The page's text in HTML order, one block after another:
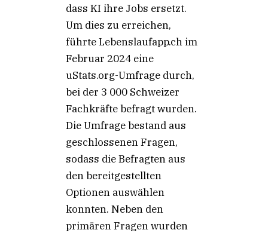
dass KI ihre Jobs ersetzt.
Um dies zu erreichen,
führte Lebenslaufapp.ch im
Februar 2024 eine
uStats.org-Umfrage durch,
bei der 3 000 Schweizer
Fachkräfte befragt wurden.
Die Umfrage bestand aus
geschlossenen Fragen,
sodass die Befragten aus
den bereitgestellten
Optionen auswählen
konnten. Neben den
primären Fragen wurden